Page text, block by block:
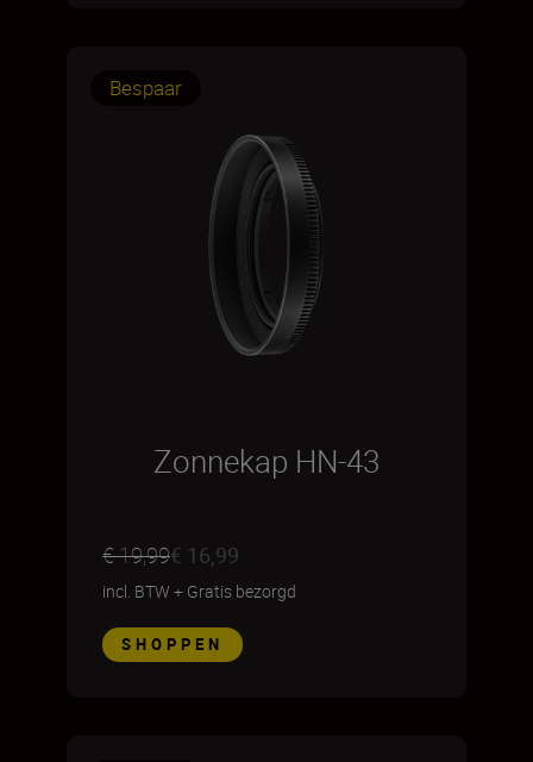
Bespaar
Zonnekap HN-43
€ 19,99€ 16,99
incl. BTW + Gratis bezorgd
SHOPPEN